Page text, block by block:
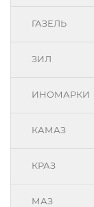
ГАЗЕЛЬ
ЗИЛ
ИНОМАРКИ
КАМАЗ
КРАЗ
МАЗ